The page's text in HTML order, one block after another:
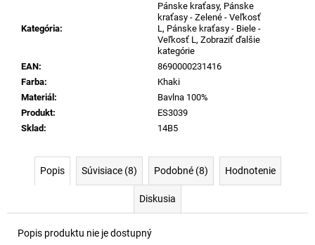
Kategória:
Pánske kraťasy, Pánske
kraťasy - Zelené - Veľkosť
L, Pánske kraťasy - Biele -
Veľkosť L, Zobraziť ďalšie
kategórie
EAN:
8690000231416
Farba:
Khaki
Materiál :
Bavlna 100%
Produkt:
ES3039
Sklad : 14B5
Popis Súvisiace (8) Podobné (8) Hodnotenie
Diskusia
Popis produktu nie je dostupný